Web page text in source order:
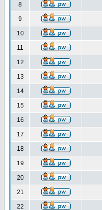
8
9
10
11
12
13
14
15
16
17
18
19
20
21
22